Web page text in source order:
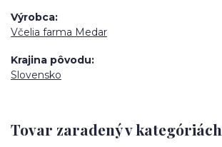
Výrobca
Včelia farma Medar
Krajina pôvodu
Slovensko
Tovar zaradený v kategóriách